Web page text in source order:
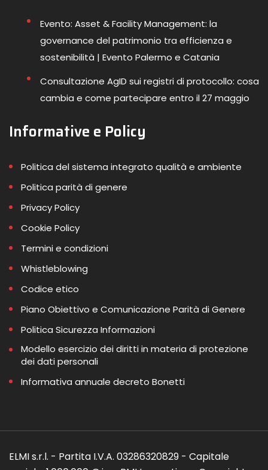
Evento: Asset & Facility Management: la
governance del patrimonio tra efficienza e
sostenibilità | Evento Palermo e Catania
Consultazione AgID sui registri di protocollo: cosa
cambia e come partecipare entro il 27 maggio
Informative e Policy
Politica del sistema integrato qualità e ambiente
Politica parità di genere
Privacy Policy
Cookie Policy
Termini e condizioni
Whistleblowing
Codice etico
Piano Obiettivo e Comunicazione Parità di Genere
Politica Sicurezza Informazioni
Modello esercizio dei diritti in materia di protezione
dei dati personali
Informativa annuale decreto Bonetti
ELMI s.r.l. - Partita I.V.A. 03286320829 - Capitale